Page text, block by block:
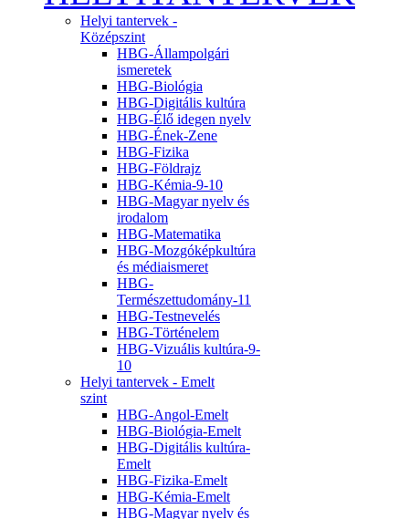
Helyi tantervek -
Középszint
HBG-Állampolgári
ismeretek
HBG-Biológia
HBG-Digitális kultúra
HBG-Élő idegen nyelv
HBG-Ének-Zene
HBG-Fizika
HBG-Földrajz
HBG-Kémia-9-10
HBG-Magyar nyelv és
irodalom
HBG-Matematika
HBG-Mozgóképkultúra
és médiaismeret
HBG-
Természettudomány-11
HBG-Testnevelés
HBG-Történelem
HBG-Vizuális kultúra-9-
10
Helyi tantervek - Emelt
szint
HBG-Angol-Emelt
HBG-Biológia-Emelt
HBG-Digitális kultúra-
Emelt
HBG-Fizika-Emelt
HBG-Kémia-Emelt
HBG-Magyar nyelv és